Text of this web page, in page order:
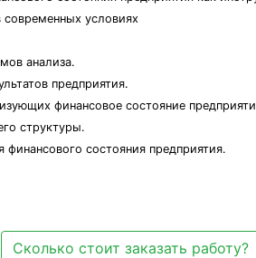
современных условиях
анализа.
предприятия.
финансовое состояние
структуры.
состояния предприятия.
Сколько стоит заказать работу?